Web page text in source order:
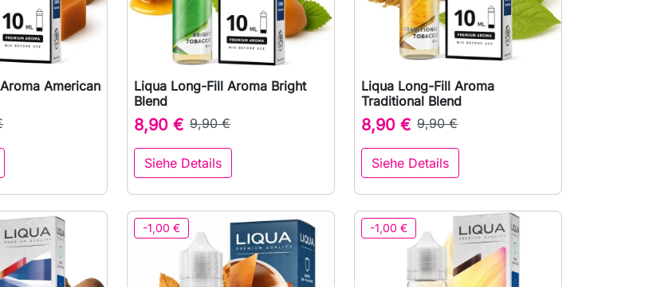
American
 Vorschau
Liqua Long-Fill Aroma Bright
Blend
8,90 € 9,90 €
Siehe Details
 Vorschau
Liqua Long-Fill Aroma
Traditional Blend
8,90 € 9,90 €
Siehe Details
-1,00 € -1,00 €